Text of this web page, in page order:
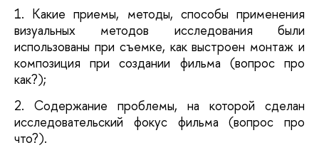
1. Какие приемы, методы, способы применения
визуальных методов исследования были
использованы при съемке, как выстроен монтаж и
композиция при создании фильма (вопрос про
как?);
2. Содержание проблемы, на которой сделан
исследовательский фокус фильма (вопрос про
что?).